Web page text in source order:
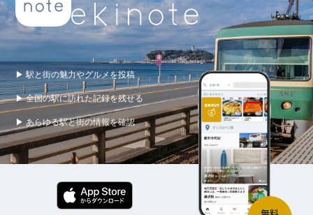
▶ 駅と街の魅力やグルメを投稿
▶ 全国の駅に訪れた記録を残せる
▶ あらゆる駅と街の情報を確認